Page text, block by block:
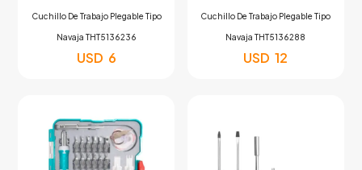
Cuchillo De Trabajo Plegable Tipo
Navaja THT5136236
USD 6
Cuchillo De Trabajo Plegable Tipo
Navaja THT5136288
USD 12